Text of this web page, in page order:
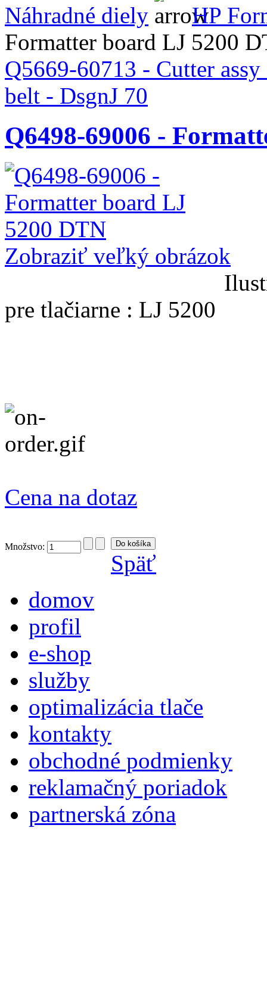
Náhradné diely
HP
Formatter board LJ 5200
Q5669-60713 - Cutter
belt - DsgnJ 70
Q6498-69006 -
Zobraziť veľký obrázok
pre tlačiarne : LJ 5200
Cena na dotaz
Množstvo:
Späť
domov
profil
e-shop
služby
optimalizácia tlače
kontakty
obchodné podmienky
reklamačný poriadok
partnerská zóna